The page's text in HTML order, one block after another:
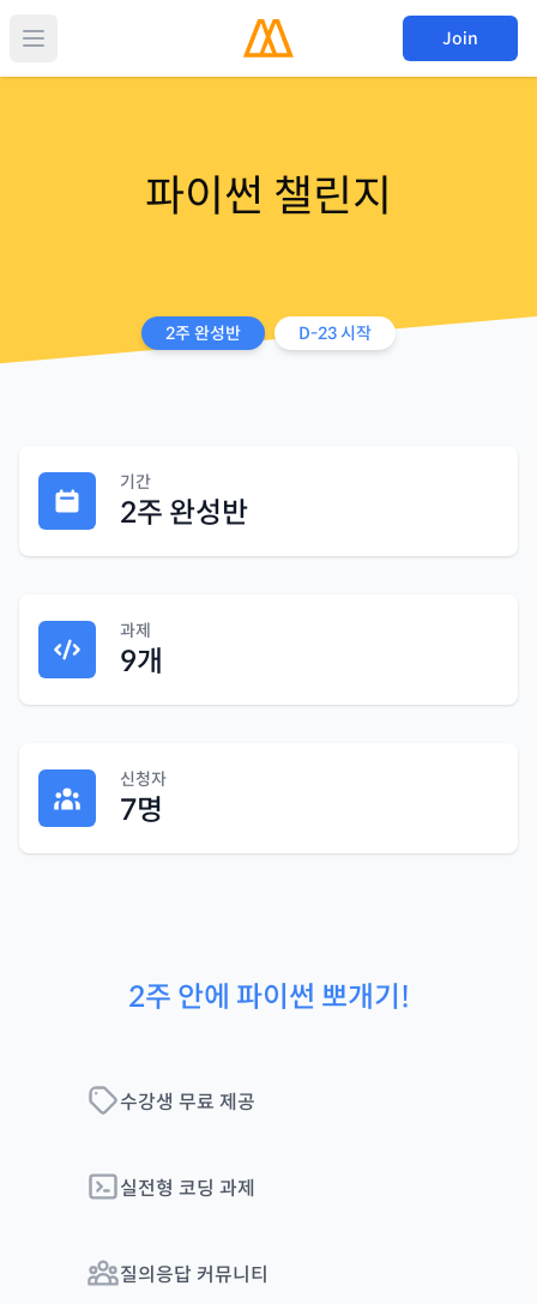
Join
파이썬 챌린지
2주 완성반 D-23시작
기간
2주 완성반
과제
9개
신청자
7명
2주 안에 파이썬 뽀개기!
수강생 무료 제공
실전형 코딩 과제
질의응답 커뮤니티